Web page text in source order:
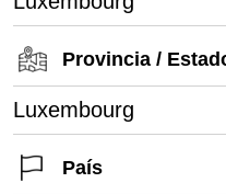
Provincia /
Luxembourg
País